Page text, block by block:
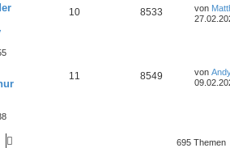
10 8533 von
11 8549 von
695 Themen